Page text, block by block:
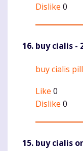
Dislike 0
buy cialis -
Komentaras
buy cialis
Like 0
Dislike 0
buy cialis